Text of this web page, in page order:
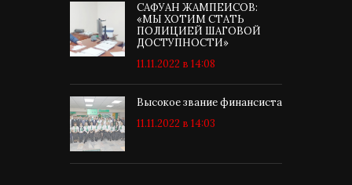
САФУАН ЖАМПЕИСОВ:
«МЫ ХОТИМ СТАТЬ
ПОЛИЦИЕЙ ШАГОВОЙ
ДОСТУПНОСТИ»
11.11.2022 в 14:08
Высокое звание финансиста
11.11.2022 в 14:03